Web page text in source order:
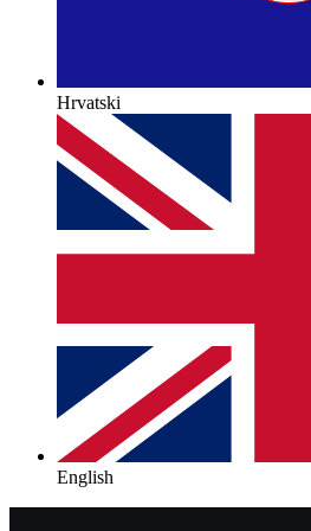
Hrvatski
English